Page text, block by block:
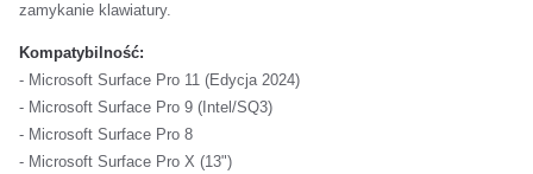
zamykanie klawiatury.
Kompatybilność:
- Microsoft Surface Pro 11 (Edycja 2024)
- Microsoft Surface Pro 9 (Intel/SQ3)
- Microsoft Surface Pro 8
- Microsoft Surface Pro X (13")